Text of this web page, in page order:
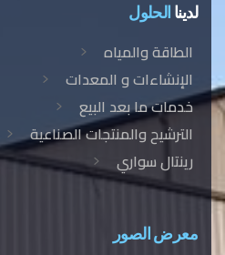
لدينا الحلول
الطاقة والمياه
الإنشاءات و المعدات
خدمات ما بعد البيع
الترشيح والمنتجات الصناعية
رينتال سواري
معرض الصور